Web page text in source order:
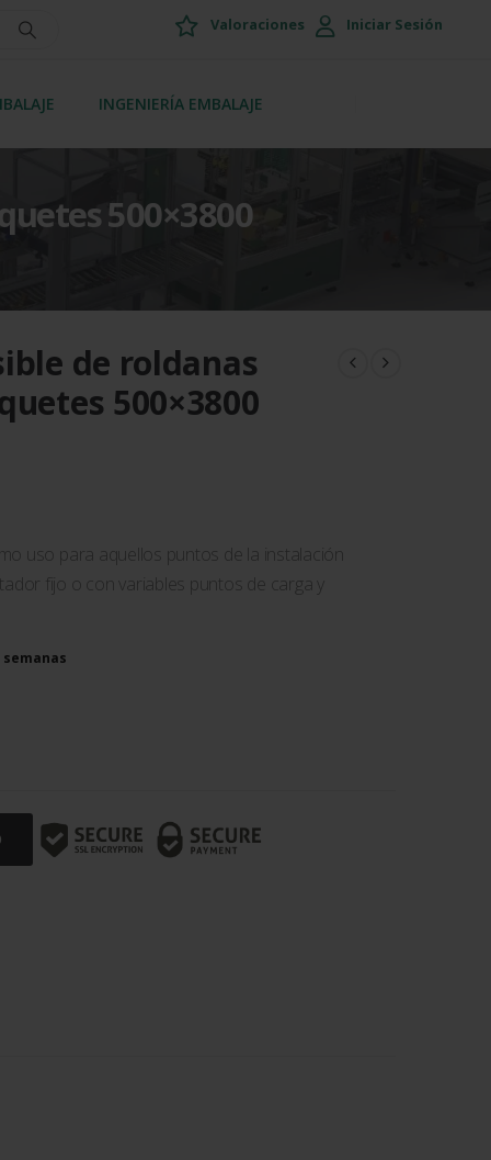
Valoraciones Iniciar Sesión
INGENIERÍA EMBALAJE
500×3800
de roldanas
500×3800
uso para aquellos puntos de la instalación
fijo o con variables puntos de carga y